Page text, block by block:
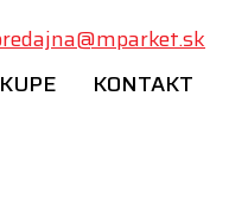
KONTAKT